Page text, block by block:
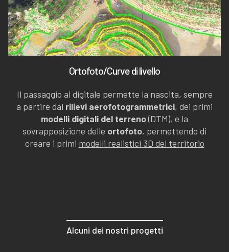
Ortofoto/Curve di livello
Il passaggio al digitale permette la nascita, sempre
a partire dai rilievi aerofotogrammetrici, dei primi
modelli digitali del terreno(DTM), e la
sovrapposizione delle ortofoto, permettendo di
creare i primi modelli realistici 3D del territorio
Alcuni dei nostri progetti